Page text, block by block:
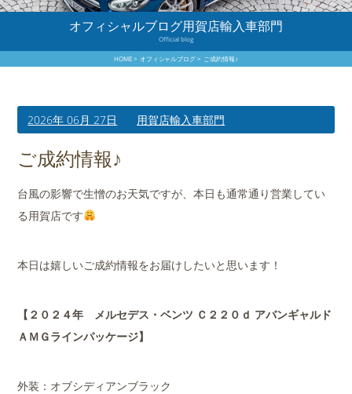
工場サービス
保証について
買取査定のご案内
会社概要
オフィシャルブログ用賀店輸入車部門
Official blog
HOME オフィシャルブログ ご成約情報♪
2026年 06月 27日 用賀店輸入車部門
ご成約情報♪
台風の影響で生憎のお天気ですが、本日も通常通り営業してい
る用賀店です
本日は嬉しいご成約情報をお届けしたいと思います！
【２０２４年 メルセデス・ベンツ Ｃ２２０ｄ アバンギャルド
ＡＭＧラインパッケージ】
外装：オブシディアンブラック